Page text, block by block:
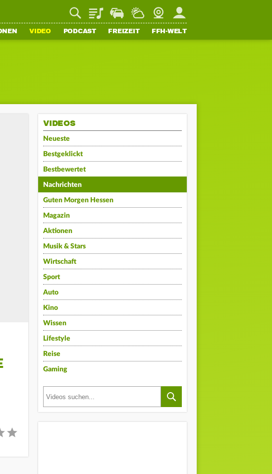
PlaylistStaupilotWetterWebcamMein FFH
VIDEO PODCAST FREIZEIT FFH-WELT
VIDEOS
Neueste
Bestgeklickt
Bestbewertet
Nachrichten
Guten Morgen Hessen
Magazin
Aktionen
Musik & Stars
Wirtschaft
Sport
Auto
Kino
Wissen
Lifestyle
Reise
Gaming